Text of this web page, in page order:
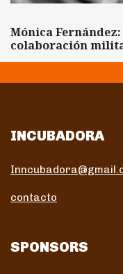
Mónica
colaboración
INCUBADORA
contacto
SPONSORS